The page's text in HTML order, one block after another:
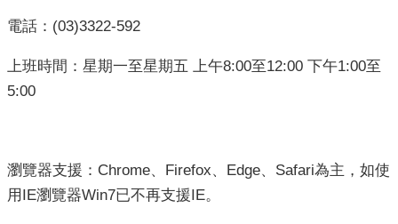
電話：(03)3322-592
上班時間：星期一至星期五 上午8:00至12:00 下午1:00至
5:00
瀏覽器支援：Chrome、Firefox、Edge、Safari為主，如使
用IE瀏覽器Win7已不再支援IE。